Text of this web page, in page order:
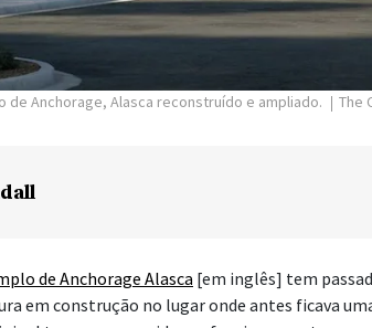
de Anchorage, Alasca reconstruído e ampliado.
The
de Anchorage Alasca [em inglês] tem
em construção no lugar onde antes ficava